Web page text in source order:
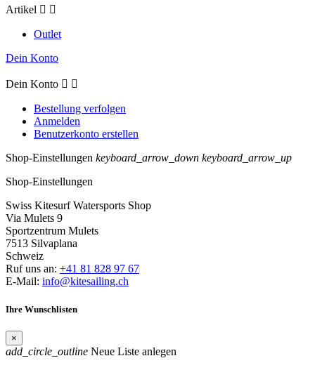
Artikel  
Outlet
Dein Konto
Dein Konto  
Bestellung verfolgen
Anmelden
Benutzerkonto erstellen
Shop-Einstellungen keyboard_arrow_down keyboard_arrow_up
Shop-Einstellungen
Swiss Kitesurf Watersports Shop
Via Mulets 9
Sportzentrum Mulets
7513 Silvaplana
Schweiz
Ruf uns an: +41 81 828 97 67
E-Mail: info@kitesailing.ch
Ihre Wunschlisten
×
add_circle_outline Neue Liste anlegen